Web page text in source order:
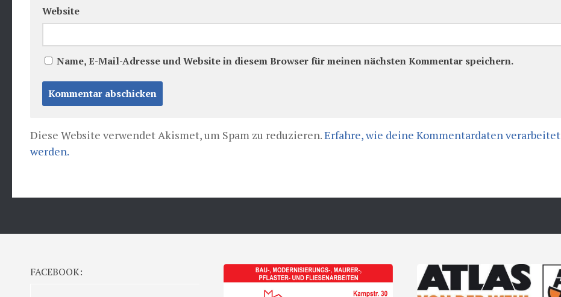
Website
Name, E-Mail-Adresse und Website in diesem Browser für meinen nächsten Kommentar speichern.
Diese Website verwendet Akismet, um Spam zu reduzieren.Erfahre, wie deine Kommentardaten verarbeitet
werden.
FACEBOOK: